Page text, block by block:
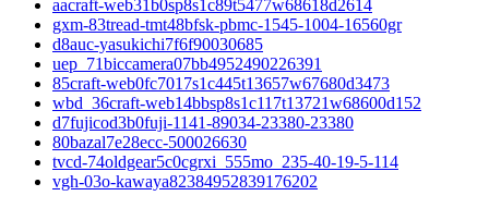
aacraft-web31b0sp8s1c89t5477w68618d2614
gxm-83tread-tmt48bfsk-pbmc-1545-1004-16560gr
d8auc-yasukichi7f6f90030685
uep_71biccamera07bb4952490226391
85craft-web0fc7017s1c445t13657w67680d3473
wbd_36craft-web14bbsp8s1c117t13721w68600d152
d7fujicod3b0fuji-1141-89034-23380-23380
80bazal7e28ecc-500026630
tvcd-74oldgear5c0cgrxi_555mo_235-40-19-5-114
vgh-03o-kawaya82384952839176202